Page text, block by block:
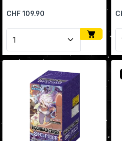
Regulärer Preis:
CHF 109.90
Produkt Anzahl: Gib den